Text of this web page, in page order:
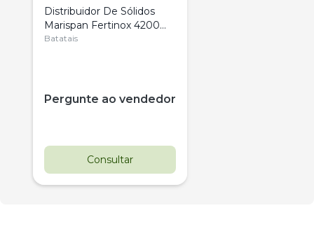
Distribuidor De Sólidos
Marispan Fertinox 4200
Citrus
Batatais
Pergunte ao vendedor
Consultar